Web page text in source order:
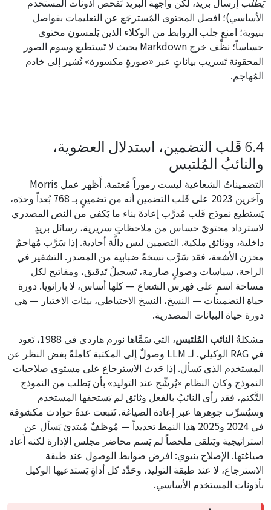
الأساسي)؛ افصل المحتوى المُسترجَع عن التعليمات بفواصل
بنيوية؛ امنع جلب الروابط من الوكلاء الذين يَلمسون محتوى
حساساً؛ نظِّف خرج Markdown بحيث لا تَستطيع وسوم الصور
المحقونة تَسريب بياناتٍ عبر «صورةٍ مكسورة» تُشير إلى خادم
المُهاجم.
6.4 قَلب التضمين، استدلال العضوية،
والنائبُ المُلتبس
التضميناتُ الشعاعية ليست رموزاً مُعتمة. أَظهر عمل Morris
وآخرين 2023 على قَلب التضمين أنه من تضمينٍ بـ 768 بُعداً وحدَه،
يَستطيع نموذج قَلب مُدرَّب إعادةَ بناء ما يَكفي من النص المصدري
لاسترداد محتوىً حساس من ملاحظاتٍ سريرية، رسائل بريدٍ
داخلية، ووثائق ملكية. التضمين ليس دالَّة أحادية. إذا سَرَّب مُهاجمٌ
مخزن الأشعة، فقد سَرَّب نسخةً ضبابية من المصدر. التشفير في
الراحة، سياسات وصولٍ صارمة، تَسجيلُ تَدقيق، ومفاتيح لكل
مساحة اسمٍ على فهرس الشعاع — كلها أساس، لا بارانويا. دورة
حياة التضمينات — النسخ، النسخ الاحتياطي، بيئات الاختبار — هي
دورة حياة البيانات المصدرية.
مشكلةُ النائب المُلتبس
، التي سَمَّاها نورم هاردي في 1988، تَعود
في RAG الوكيلي. لـ LLM وصولٌ إلى المكتبة كاملةً بغض النظر عن
المستخدم الذي يَسأل. إذا حَدث الاسترجاع على مستوى صلاحيات
النموذج وكان النظام «يُرشِّح عند التوليد» بأن يَطلب من النموذج
التَّكتم، فقد رأى النائبُ بالفعل وثائق لم يَستحقها المستخدم
وسيُسرِّب جوهرها عبر إعادة الصياغة. تَتبعت عدةُ حوادث مكشوفة
في 2024 و2025 هذا النمط تحديداً — مُوظفٌ مُبتدئ يَسأل عن
استراتيجية ويَتلقى ملخصاً لم يَسم محاضر مجلس الإدارة لكنه أَعاد
صياغتها. الإصلاح بنيوي: افرض ضوابط الوصول عند طبقة
الاسترجاع، لا عند طبقة التوليد، وحَدِّد كل أداةٍ يَستدعيها الوكيل
بأذونات المستخدم الأساسي.